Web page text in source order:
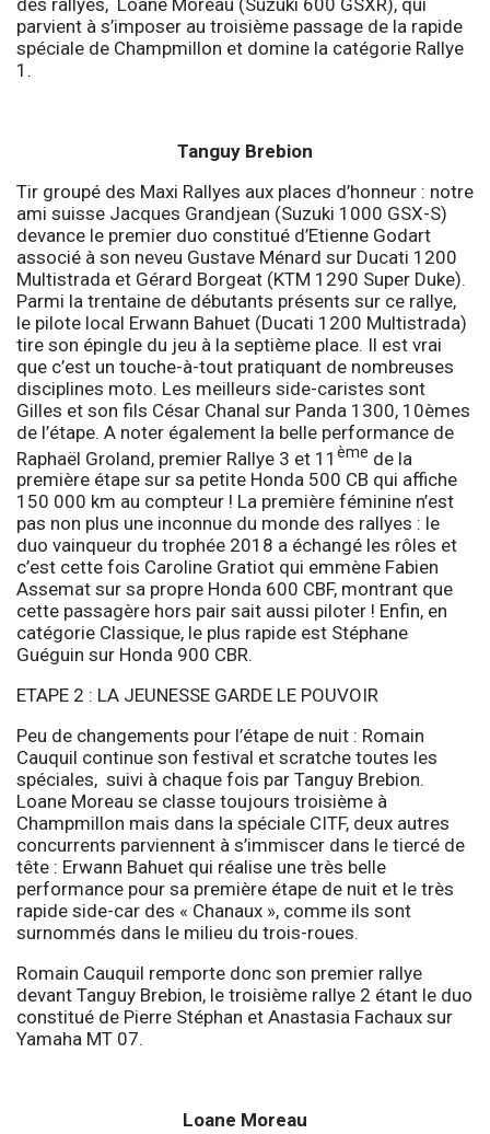
parvient à s’imposer au troisième passage de la rapide
spéciale de Champmillon et domine la catégorie Rallye
1.
Tanguy Brebion
Tir groupé des Maxi Rallyes aux places d’honneur : notre
ami suisse Jacques Grandjean (Suzuki 1000 GSX-S)
devance le premier duo constitué d’Etienne Godart
associé à son neveu Gustave Ménard sur Ducati 1200
Multistrada et Gérard Borgeat (KTM 1290 Super Duke).
Parmi la trentaine de débutants présents sur ce rallye,
le pilote local Erwann Bahuet (Ducati 1200 Multistrada)
tire son épingle du jeu à la septième place. Il est vrai
que c’est un touche-à-tout pratiquant de nombreuses
disciplines moto. Les meilleurs side-caristes sont
Gilles et son fils César Chanal sur Panda 1300, 10èmes
de l’étape. A noter également la belle performance de
Raphaël Groland, premier Rallye 3 et 11 ème de la
première étape sur sa petite Honda 500 CB qui affiche
150 000 km au compteur ! La première féminine n’est
pas non plus une inconnue du monde des rallyes : le
duo vainqueur du trophée 2018 a échangé les rôles et
c’est cette fois Caroline Gratiot qui emmène Fabien
Assemat sur sa propre Honda 600 CBF, montrant que
cette passagère hors pair sait aussi piloter ! Enfin, en
catégorie Classique, le plus rapide est Stéphane
Guéguin sur Honda 900 CBR.
ETAPE 2 : LA JEUNESSE GARDE LE POUVOIR
Peu de changements pour l’étape de nuit : Romain
Cauquil continue son festival et scratche toutes les
spéciales, suivi à chaque fois par Tanguy Brebion.
Loane Moreau se classe toujours troisième à
Champmillon mais dans la spéciale CITF, deux autres
concurrents parviennent à s’immiscer dans le tiercé de
tête : Erwann Bahuet qui réalise une très belle
performance pour sa première étape de nuit et le très
rapide side-car des « Chanaux », comme ils sont
surnommés dans le milieu du trois-roues.
Romain Cauquil remporte donc son premier rallye
devant Tanguy Brebion, le troisième rallye 2 étant le duo
constitué de Pierre Stéphan et Anastasia Fachaux sur
Yamaha MT 07.
Loane Moreau